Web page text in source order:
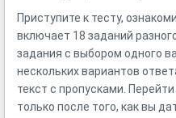
Приступите к тесту,
включает 18 заданий
задания с выбором одного
нескольких вариантов
текст с пропусками.
только после того, как вы